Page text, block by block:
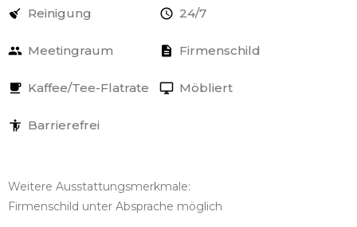
Reinigung 24/7
Meetingraum Firmenschild
Kaffee/Tee-Flatrate Möbliert
Barrierefrei
Weitere Ausstattungsmerkmale:
Firmenschild unter Absprache möglich